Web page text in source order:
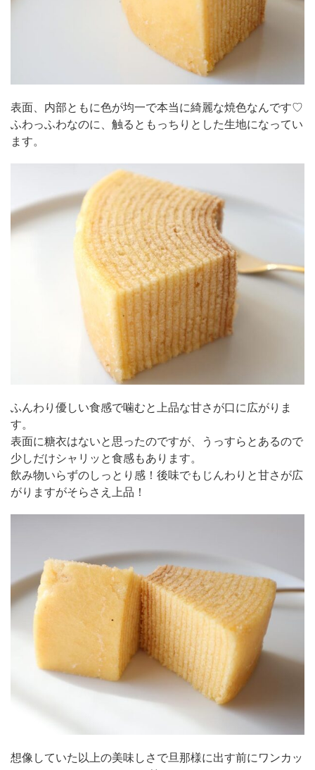
表面、内部ともに色が均一で本当に綺麗な焼色なんです♡
ふわっふわなのに、触るともっちりとした生地になってい
ます。
ふんわり優しい食感で噛むと上品な甘さが口に広がりま
す。
表面に糖衣はないと思ったのですが、うっすらとあるので
少しだけシャリッと食感もあります。
飲み物いらずのしっとり感！後味でもじんわりと甘さが広
がりますがそらさえ上品！
想像していた以上の美味しさで旦那様に出す前にワンカッ